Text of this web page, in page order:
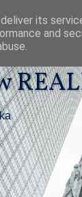
its
and